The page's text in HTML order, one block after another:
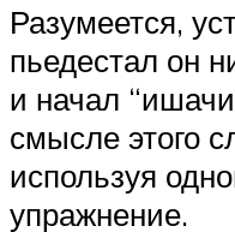
Разумеется,
пьедестал он
и начал
смысле этого
используя
упражнение.